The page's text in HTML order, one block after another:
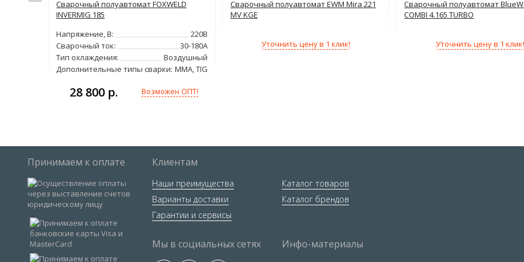
Сварочный полуавтомат FOXWELD
INVERMIG 185
Напряжение, В:
220В
Сварочный ток:
30-180А
Тип охлаждения:
Воздушный
Дополнительные типы сварки: MMA, TIG
28 800 р. Возможен ОПТ!
Сварочный полуавтомат EWM Mira 221
MV KGE
Уточнить цену в 1 клик!
Сварочный полуавтомат
COMBI 4.165 TURBO
Уточнить цену в 1 клик!
Принимаем к оплате Клиентам
Наши преимущества
Варианты доставки
Гарантии и сервисы
Каталог товаров
Каталог брендов
Мы в социальных сетях Инфо-материалы